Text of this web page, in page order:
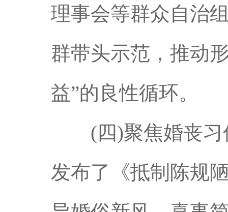
理事会等群众自治
群带头示范，推动
益”的良性循环。
(四)聚焦婚丧习
发布了《抵制陈规